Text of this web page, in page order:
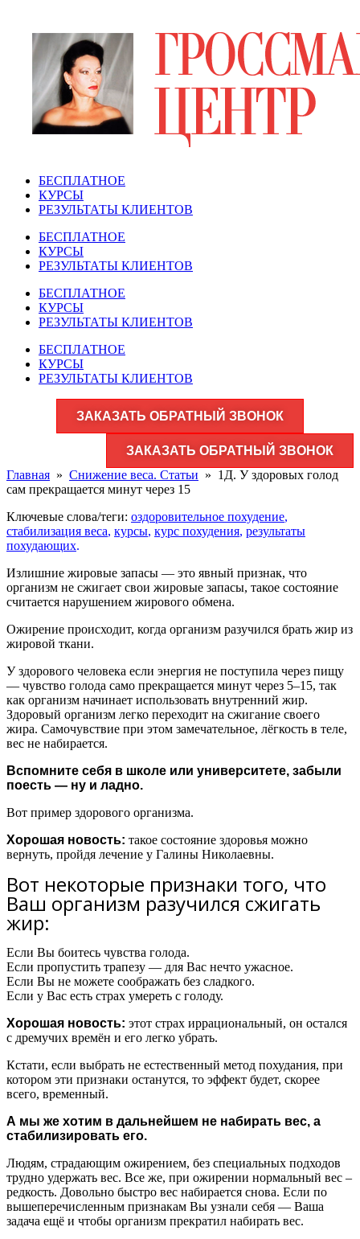
содержимому
БЕСПЛАТНОЕ
КУРСЫ
РЕЗУЛЬТАТЫ КЛИЕНТОВ
БЕСПЛАТНОЕ
КУРСЫ
РЕЗУЛЬТАТЫ КЛИЕНТОВ
БЕСПЛАТНОЕ
КУРСЫ
РЕЗУЛЬТАТЫ КЛИЕНТОВ
БЕСПЛАТНОЕ
КУРСЫ
РЕЗУЛЬТАТЫ КЛИЕНТОВ
ЗАКАЗАТЬ ОБРАТНЫЙ ЗВОНОК
ЗАКАЗАТЬ ОБРАТНЫЙ ЗВОНОК
Главная » Снижение веса. Статьи » 1Д. У здоровых голод
сам прекращается минут через 15
Ключевые слова/теги: оздоровительное похудение,
стабилизация веса, курсы, курс похудения, результаты
похудающих.
Излишние жировые запасы — это явный признак, что
организм не сжигает свои жировые запасы, такое состояние
считается нарушением жирового обмена.
Ожирение происходит, когда организм разучился брать жир из
жировой ткани.
У здорового человека если энергия не поступила через пищу
— чувство голода само прекращается минут через 5–15, так
как организм начинает использовать внутренний жир.
Здоровый организм легко переходит на сжигание своего
жира. Самочувствие при этом замечательное, лёгкость в теле,
вес не набирается.
Вспомните себя в школе или университете, забыли
поесть — ну и ладно.
Вот пример здорового организма.
Хорошая новость: такое состояние здоровья можно
вернуть, пройдя лечение у Галины Николаевны.
Вот некоторые признаки того, что
Ваш организм разучился сжигать
жир:
Если Вы боитесь чувства голода.
Если пропустить трапезу — для Вас нечто ужасное.
Если Вы не можете соображать без сладкого.
Если у Вас есть страх умереть с голоду.
Хорошая новость: этот страх иррациональный, он остался
с дремучих времён и его легко убрать.
Кстати, если выбрать не естественный метод похудания, при
котором эти признаки останутся, то эффект будет, скорее
всего, временный.
А мы же хотим в дальнейшем не набирать вес, а
стабилизировать его.
Людям, страдающим ожирением, без специальных подходов
трудно удержать вес. Все же, при ожирении нормальный вес –
редкость. Довольно быстро вес набирается снова. Если по
вышеперечисленным признакам Вы узнали себя — Ваша
задача ещё и чтобы организм прекратил набирать вес.